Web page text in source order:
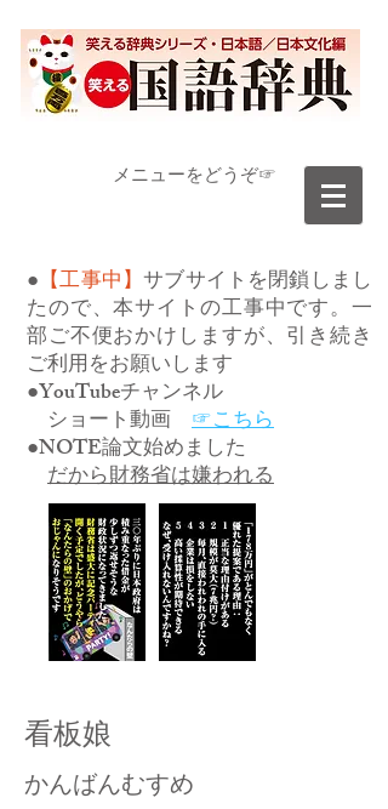
​メニューをどうぞ☞
● 【工事中】サブサイトを閉鎖しまし
たので、本サイトの工事中です。一
部ご不便おかけしますが、引き続き
ご利用をお願いします
●YouTubeチャンネル
ショート動画 ☞こちら
●NOTE論文始めました
だから財務省は嫌われる
看板娘
かんばんむすめ